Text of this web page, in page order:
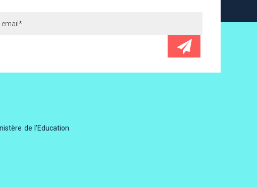
de l’Education